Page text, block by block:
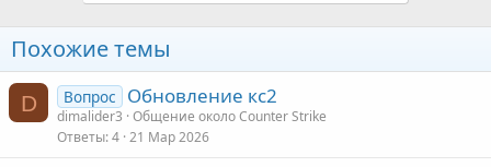
Похожие темы
D Вопрос Обновление кс2
dimalider3 Общение около Counter Strike
Ответы 4 21 Мар 2026